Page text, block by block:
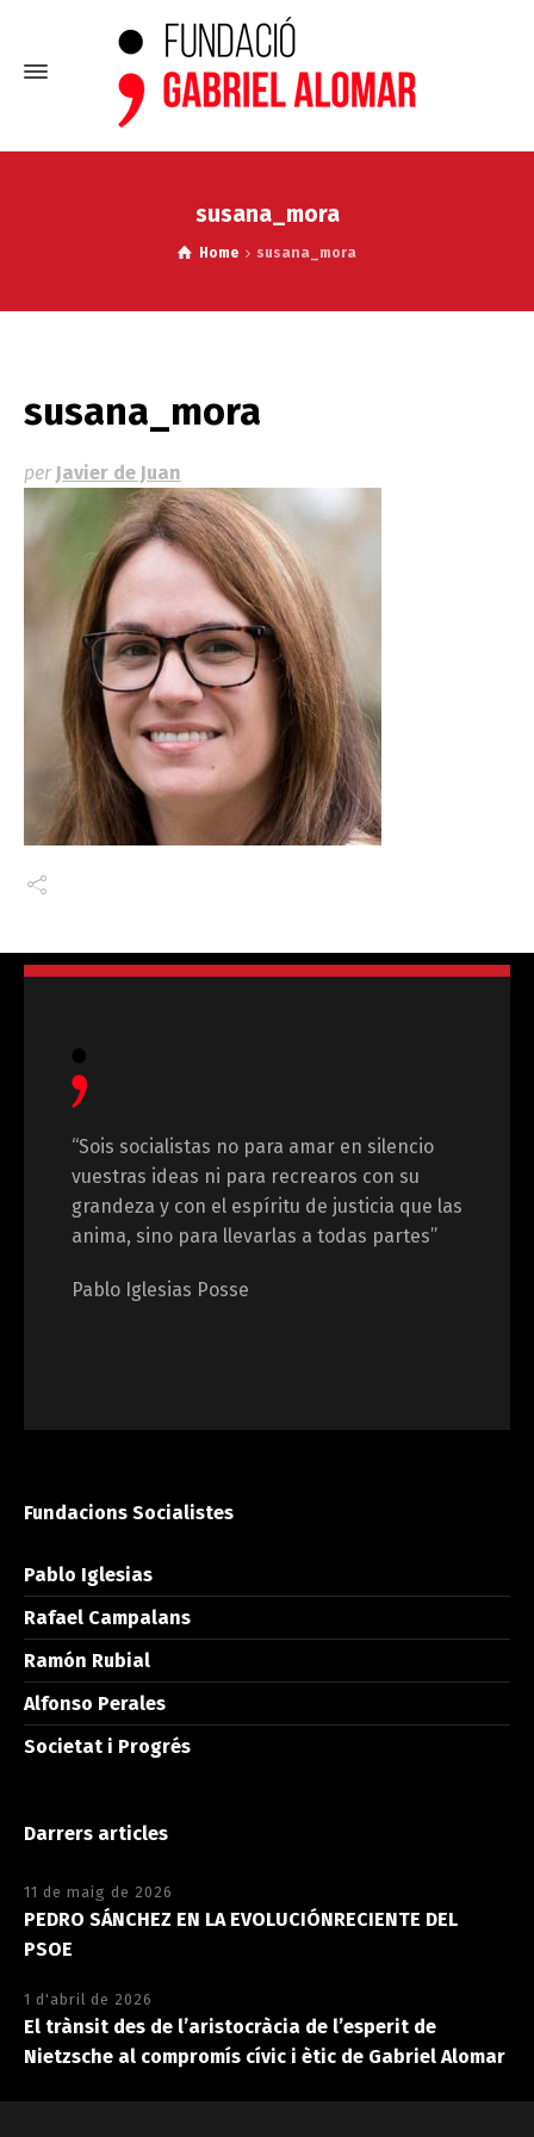
susana_mora
Home susana_mora
susana_mora
per Javier de Juan
“Sois socialistas no para amar en silencio
vuestras ideas ni para recrearos con su
grandeza y con el espíritu de justicia que las
anima, sino para llevarlas a todas partes”
Pablo Iglesias Posse
Fundacions Socialistes
Pablo Iglesias
Rafael Campalans
Ramón Rubial
Alfonso Perales
Societat i Progrés
Darrers articles
11 de maig de 2026
PEDRO SÁNCHEZ EN LA EVOLUCIÓNRECIENTE DEL
PSOE
1 d'abril de 2026
El trànsit des de l’aristocràcia de l’esperit de
Nietzsche al compromís cívic i ètic de Gabriel Alomar